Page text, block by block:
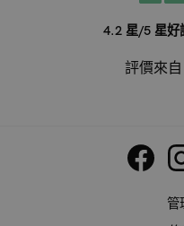
4.2 星/5 星好
評價來自
管